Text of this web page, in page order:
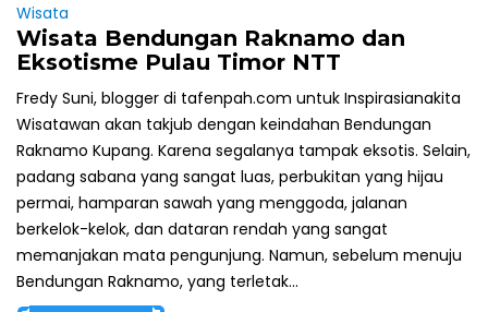
Wisata
Wisata Bendungan Raknamo dan
Eksotisme Pulau Timor NTT
Fredy Suni, blogger di tafenpah.com untuk Inspirasianakita
Wisatawan akan takjub dengan keindahan Bendungan
Raknamo Kupang. Karena segalanya tampak eksotis. Selain,
padang sabana yang sangat luas, perbukitan yang hijau
permai, hamparan sawah yang menggoda, jalanan
berkelok-kelok, dan dataran rendah yang sangat
memanjakan mata pengunjung. Namun, sebelum menuju
Bendungan Raknamo, yang terletak...